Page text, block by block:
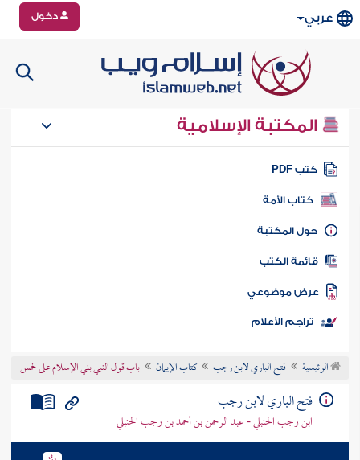
عربي دخول
المكتبة الإسلامية
كتب PDF
كتاب الأمة
المكتبة
الكتب
موضوعي
تراجم الأعلام
الرئيسية فتح الباري لابن رجب كتاب الإيمان باب قول النبي بني الإسلام على خمس
فتح الباري لابن رجب
ابن رجب الحنبلي - عبد الرحمن بن أحمد بن رجب الحنبلي